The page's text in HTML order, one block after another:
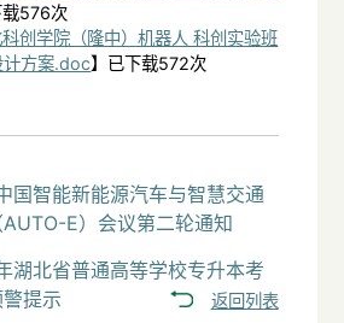
576次
创学院（隆中）机器人 科创实验班
计方案.doc】已下载572次
国智能新能源汽车与智慧交通
E）会议第二轮通知
湖北省普通高等学校专升本考
提示
返回列表